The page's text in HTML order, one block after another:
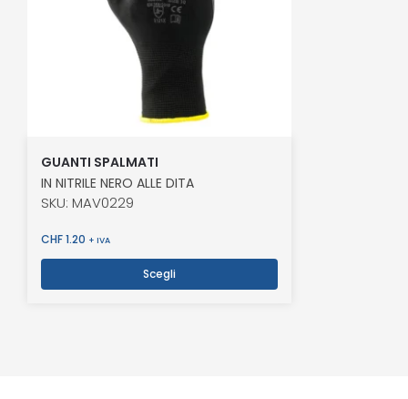
GUANTI SPALMATI
IN NITRILE NERO ALLE DITA
SKU: MAV0229
CHF1.20 + IVA
Scegli